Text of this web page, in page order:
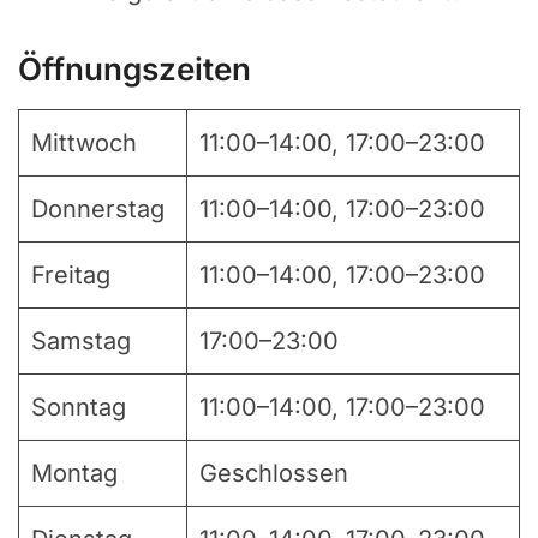
Öffnungszeiten
Mittwoch 11:00–14:00, 17:00–23:00
Donnerstag 11:00–14:00, 17:00–23:00
Freitag 11:00–14:00, 17:00–23:00
Samstag 17:00–23:00
Sonntag 11:00–14:00, 17:00–23:00
Montag Geschlossen